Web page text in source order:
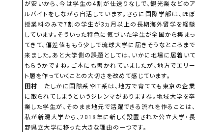
が安いから、今は学生の4割が仕送りなしで、観光業などのア
ルバイトをしながら自活しています。さらに国際学部は、ほぼ
授業料のみで7割の学生が3ヵ月以上の長期海外留学を経験
しています。そういった特色に気づいた学生が全国から集まっ
てきて、偏差値ももう少しで琉球大学に届きそうなところまで
来ました。あと大学側の課題としては、いかに地場に居着いて
もらうかですね。ご本にも書かれていましたが、地方でエリー
ト層を作っていくことの大切さを改めて感じています。
田村
たしかに国際系やIT系は、地方で育てても東京の企業
に取られてしまうというジレンマがありますね。地域大学を卒
業した学生が、そのまま地元で活躍できる流れを作ることは、
私が新潟大学から、2018年に新しく設置された公立大学・長
野県立大学に移った大きな理由の一つです。